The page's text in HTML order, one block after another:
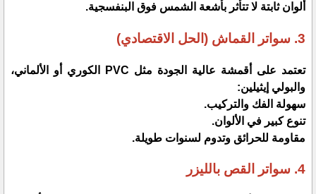
​ألوان ثابتة لا تتأثر بأشعة الشمس فوق البنفسجية.
​3. سواتر القماش (الحل الاقتصادي)
​تعتمد على أقمشة عالية الجودة مثل PVC الكوري أو الألماني،
والبولي إيثيلين:
​سهولة الفك والتركيب.
​تنوع كبير في الألوان.
​مقاومة للحرائق وتدوم لسنوات طويلة.
​4. سواتر القص بالليزر